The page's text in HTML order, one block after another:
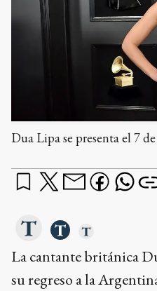
Dua Lipa se presenta el 7
La cantante británica
su regreso a la